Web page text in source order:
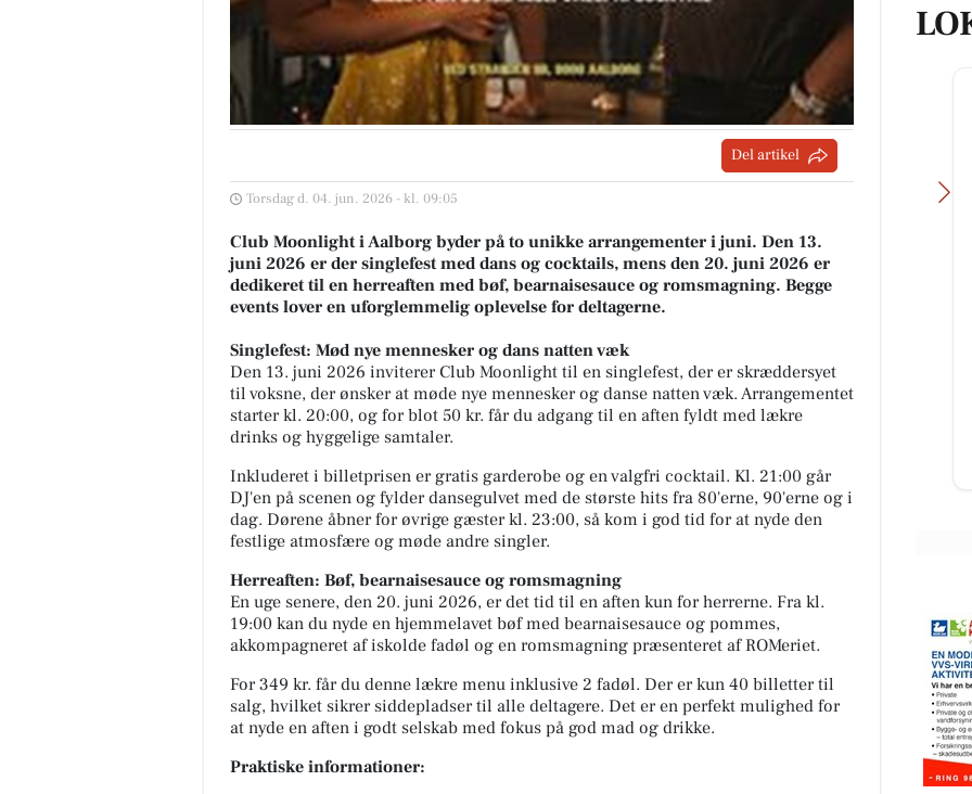
Del artikel
Torsdag d. 04. jun. 2026 - kl. 09:05
Club Moonlight i Aalborg byder på to unikke arrangementer i juni. Den 13.
juni 2026 er der singlefest med dans og cocktails, mens den 20. juni 2026 er
dedikeret til en herreaften med bøf, bearnaisesauce og romsmagning. Begge
events lover en uforglemmelig oplevelse for deltagerne.
Singlefest: Mød nye mennesker og dans natten væk
Den 13. juni 2026 inviterer Club Moonlight til en singlefest, der er skræddersyet
til voksne, der ønsker at møde nye mennesker og danse natten væk. Arrangementet
starter kl. 20:00, og for blot 50 kr. får du adgang til en aften fyldt med lækre
drinks og hyggelige samtaler.
Inkluderet i billetprisen er gratis garderobe og en valgfri cocktail. Kl. 21:00 går
DJ'en på scenen og fylder dansegulvet med de største hits fra 80'erne, 90'erne og i
dag. Dørene åbner for øvrige gæster kl. 23:00, så kom i god tid for at nyde den
festlige atmosfære og møde andre singler.
Herreaften: Bøf, bearnaisesauce og romsmagning
En uge senere, den 20. juni 2026, er det tid til en aften kun for herrerne. Fra kl.
19:00 kan du nyde en hjemmelavet bøf med bearnaisesauce og pommes,
akkompagneret af iskolde fadøl og en romsmagning præsenteret af ROMeriet.
For 349 kr. får du denne lækre menu inklusive 2 fadøl. Der er kun 40 billetter til
salg, hvilket sikrer siddepladser til alle deltagere. Det er en perfekt mulighed for
at nyde en aften i godt selskab med fokus på god mad og drikke.
Praktiske informationer:
FrAAderen - Kastetvej
🚨 Vigtig besked til alle Weekend
FrAAdere 🚨 Er du en af dem, der
ikke kan få nok af vores Chopped
Cheese? Så læs lige med....
🐥🐥 🔥🔥 CHOK-PRIS 2 KILO KUN
129.95 🔥🔥 SPAR 50,- 🤑💰🤑💰🤑
❌❌❌ BEGRÆNSET PARTI 🚴‍♂...